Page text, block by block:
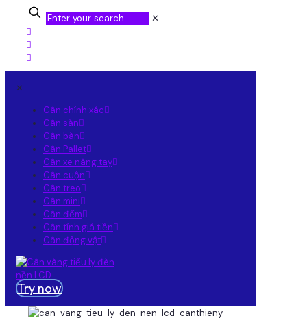
✕
✕
Cân chính xác
Cân sàn
Cân bàn
Cân Pallet
Cân xe nâng tay
Cân cuộn
Cân treo
Cân mini
Cân đếm
Cân tính giá tiền
Cân động vật
Try now